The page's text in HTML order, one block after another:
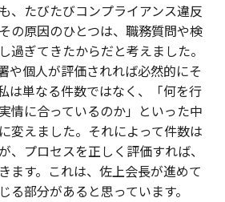
、たびたびコンプライアンス違反
の原因のひとつは、職務質問や検
過ぎてきたからだと考えました。
や個人が評価されれば必然的にそ
は単なる件数ではなく、「何を行
情に合っているのか」といった中
変えました。それによって件数は
、プロセスを正しく評価すれば、
ます。これは、佐上会長が進めて
る部分があると思っています。